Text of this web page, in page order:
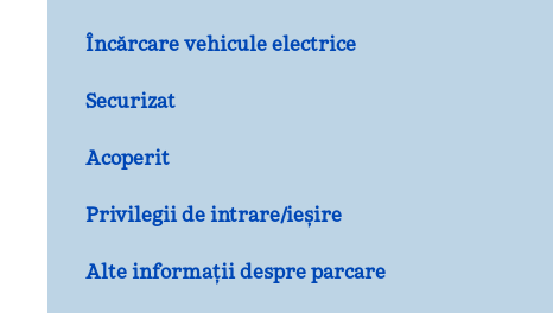
Încărcare vehicule electrice
Securizat
Acoperit
Privilegii de intrare/ieșire
Alte informații despre parcare